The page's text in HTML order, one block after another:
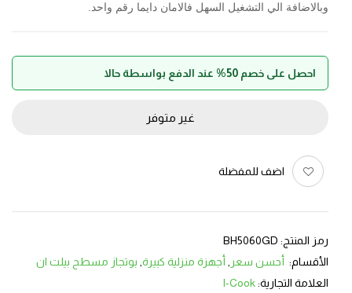
وبالاضافة الي التشغيل السهل فالامان دايما رقم واحد.
احصل على خصم 50% عند الدفع بواسطة حالا
غير متوفر
اضف للمفضلة
رمز المنتج: BH5060GD
الأقسام: أحسن سعر أجهزة منزلية كبيرة بوتجاز مسطح بيلت ان
العلامة التجارية:I-Cook